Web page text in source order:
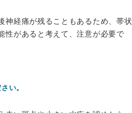
神経痛が残ることもあるため、帯状
性があると考えて、注意が必要で
い。